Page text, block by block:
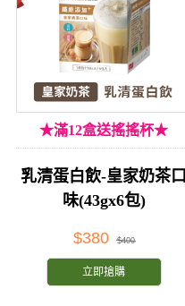
★滿12盒送搖搖杯★
乳清蛋白飲-皇家奶茶口
味(43gx6包)
$380 $400
立即搶購